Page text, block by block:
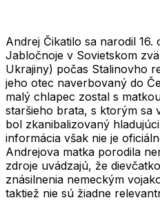
Andrej Čikatilo sa narodil 16.
Jabločnoje v Sovietskom
Ukrajiny) počas Stalinovho
jeho otec naverbovaný do
malý chlapec zostal s
staršieho brata, s ktorým sa
bol zkanibalizovaný
informácia však nie je
Andrejova matka porodila
zdroje uvádzajú, že
znásilnenia nemeckým
taktiež nie sú žiadne